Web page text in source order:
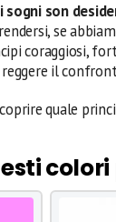
i sogni son
se
coraggiosi,
il
quale